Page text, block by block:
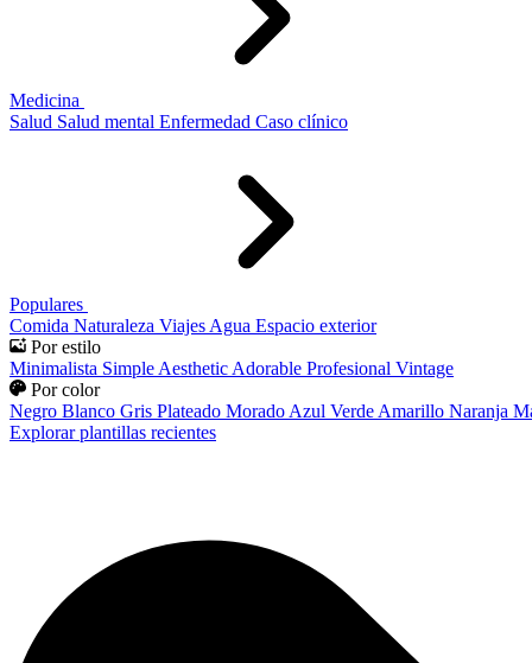
Medicina
Salud Salud mental Enfermedad Caso clínico
Populares
Comida Naturaleza Viajes Agua Espacio exterior
Por estilo
Minimalista Simple Aesthetic Adorable Profesional Vintage
Por color
Negro Blanco Gris Plateado Morado Azul Verde Amarillo Naranja
Explorar plantillas recientes